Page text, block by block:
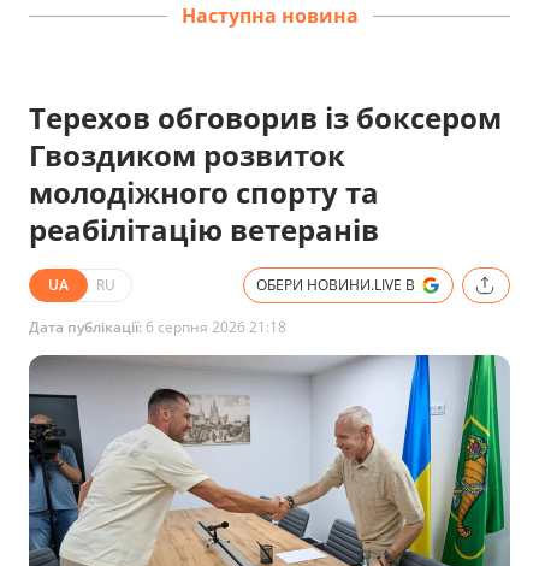
Наступна новина
Терехов обговорив із боксером
Гвоздиком розвиток
молодіжного спорту та
реабілітацію ветеранів
UA RU ОБЕРИ НОВИНИ.LIVE В
Дата публікації: 6 серпня 2026 21:18